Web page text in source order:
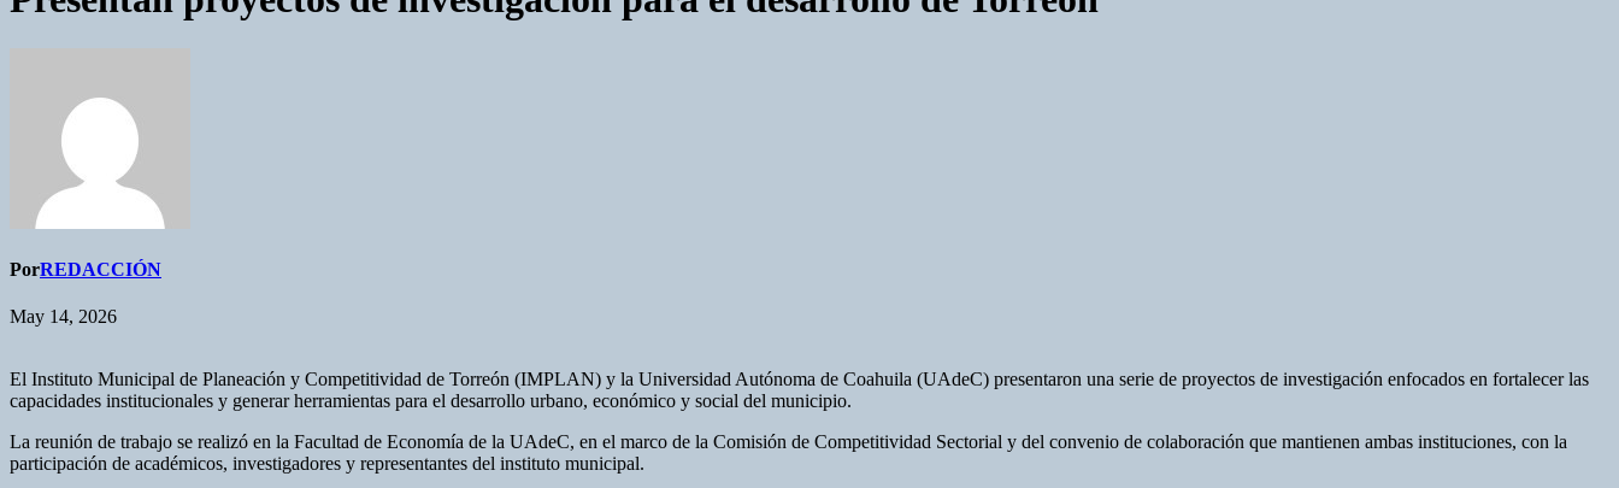
PorREDACCIÓN
May 14, 2026
El Instituto Municipal de Planeación y Competitividad de Torreón (IMPLAN) y la Universidad Autónoma de Coahuila (UAdeC) presentaron una serie de proyectos de investigación enfocados en fortalecer las
capacidades institucionales y generar herramientas para el desarrollo urbano, económico y social del municipio.
La reunión de trabajo se realizó en la Facultad de Economía de la UAdeC, en el marco de la Comisión de Competitividad Sectorial y del convenio de colaboración que mantienen ambas instituciones, con la
participación de académicos, investigadores y representantes del instituto municipal.